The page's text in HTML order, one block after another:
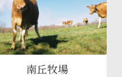
南丘牧場